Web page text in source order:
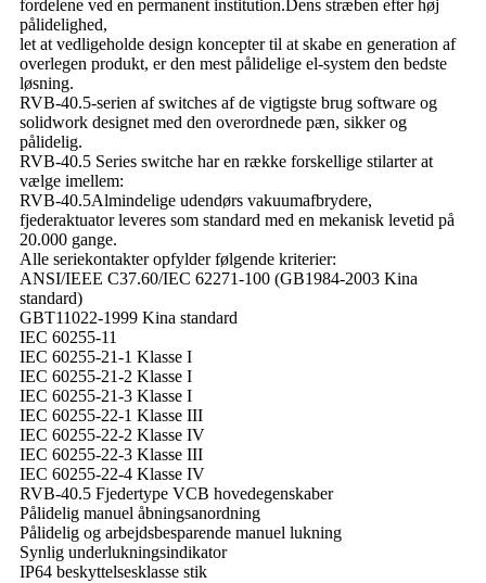
fordelene ved en permanent institution.Dens stræben efter høj
pålidelighed,
let at vedligeholde design koncepter til at skabe en generation af
overlegen produkt, er den mest pålidelige el-system den bedste
løsning.
RVB-40.5-serien af ​​switches af de vigtigste brug software og
solidwork designet med den overordnede pæn, sikker og
pålidelig.
RVB-40.5 Series switche har en række forskellige stilarter at
vælge imellem:
RVB-40.5Almindelige udendørs vakuumafbrydere,
fjederaktuator leveres som standard med en mekanisk levetid på
20.000 gange.
Alle seriekontakter opfylder følgende kriterier:
ANSI/IEEE C37.60/IEC 62271-100 (GB1984-2003 Kina
standard)
GBT11022-1999 Kina standard
IEC 60255-11
IEC 60255-21-1 Klasse I
IEC 60255-21-2 Klasse I
IEC 60255-21-3 Klasse I
IEC 60255-22-1 Klasse III
IEC 60255-22-2 Klasse IV
IEC 60255-22-3 Klasse III
IEC 60255-22-4 Klasse IV
RVB-40.5 Fjedertype VCB hovedegenskaber
Pålidelig manuel åbningsanordning
Pålidelig og arbejdsbesparende manuel lukning
Synlig underlukningsindikator
IP64 beskyttelsesklasse stik